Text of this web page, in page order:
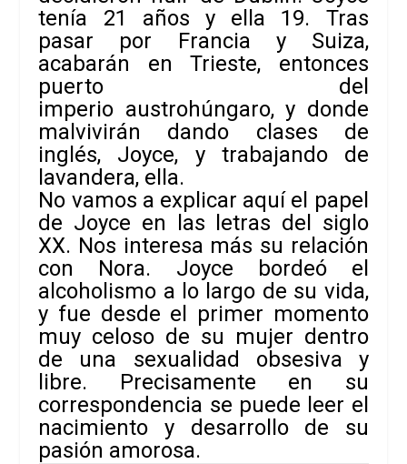
tenía 21 años y ella 19. Tras
pasar por Francia y Suiza,
acabarán en Trieste, entonces
puerto del
imperio austrohúngaro, y donde
malvivirán dando clases de
inglés, Joyce, y trabajando de
lavandera, ella.
No vamos a explicar aquí el papel
de Joyce en las letras del siglo
XX. Nos interesa más su relación
con Nora. Joyce bordeó el
alcoholismo a lo largo de su vida,
y fue desde el primer momento
muy celoso de su mujer dentro
de una sexualidad obsesiva y
libre. Precisamente en su
correspondencia se puede leer el
nacimiento y desarrollo de su
pasión amorosa.